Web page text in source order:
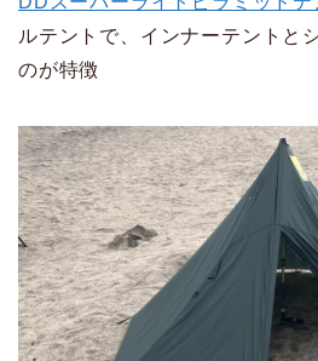
ルテントで、インナーテントと
のが特徴